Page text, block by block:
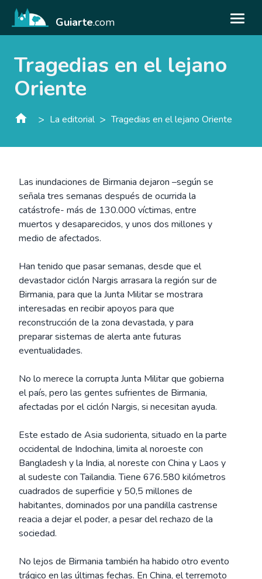
Guiarte.com
Tragedias en el lejano
Oriente
> La editorial > Tragedias en el lejano Oriente
Las inundaciones de Birmania dejaron –según se
señala tres semanas después de ocurrida la
catástrofe- más de 130.000 víctimas, entre
muertos y desaparecidos, y unos dos millones y
medio de afectados.
Han tenido que pasar semanas, desde que el
devastador ciclón Nargis arrasara la región sur de
Birmania, para que la Junta Militar se mostrara
interesadas en recibir apoyos para que
reconstrucción de la zona devastada, y para
preparar sistemas de alerta ante futuras
eventualidades.
No lo merece la corrupta Junta Militar que gobierna
el país, pero las gentes sufrientes de Birmania,
afectadas por el ciclón Nargis, si necesitan ayuda.
Este estado de Asia sudorienta, situado en la parte
occidental de Indochina, limita al noroeste con
Bangladesh y la India, al noreste con China y Laos y
al sudeste con Tailandia. Tiene 676.580 kilómetros
cuadrados de superficie y 50,5 millones de
habitantes, dominados por una pandilla castrense
reacia a dejar el poder, a pesar del rechazo de la
sociedad.
No lejos de Birmania también ha habido otro evento
trágico en las últimas fechas. En China, el terremoto